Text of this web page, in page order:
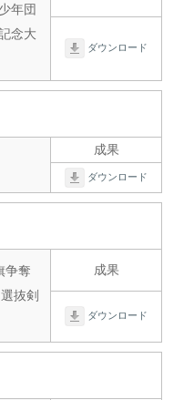
年団
念大
ダウンロード
成果
ダウンロード
奪
抜剣
成果
ダウンロード